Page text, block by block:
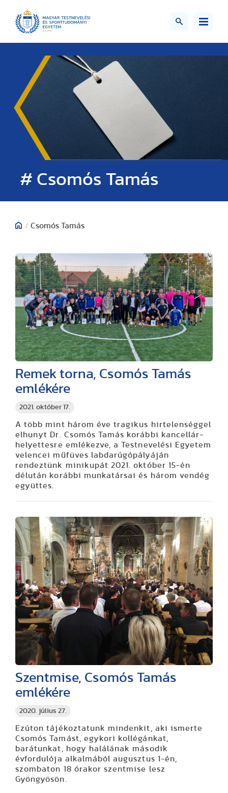
# Csomós Tamás
/ Csomós Tamás
2021. október 17.
Remek torna, Csomós Tamás
emlékére
A több mint három éve tragikus hirtelenséggel
elhunyt Dr. Csomós Tamás korábbi kancellár-
helyettesre emlékezve, a Testnevelési Egyetem
velencei műfüves labdarúgópályáján
rendeztünk minikupát 2021. október 15-én
délután korábbi munkatársai és három vendég
együttes.
2020. július 27.
Szentmise, Csomós Tamás
emlékére
Ezúton tájékoztatunk mindenkit, aki ismerte
Csomós Tamást, egykori kollégánkat,
barátunkat, hogy halálának második
évfordulója alkalmából augusztus 1-én,
szombaton 18 órakor szentmise lesz
Gyöngyösön.